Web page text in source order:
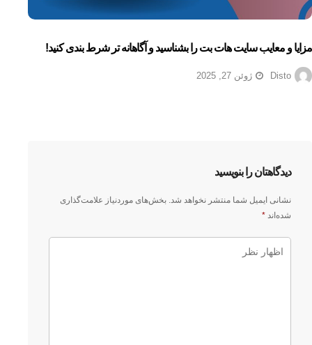
مزایا و معایب سایت هات بت را بشناسید و آگاهانه تر شرط بندی کنید!
Disto ژوئن 27, 2025
دیدگاهتان را بنویسید
نشانی ایمیل شما منتشر نخواهد شد. بخش‌های موردنیاز علامت‌گذاری
شده‌اند *